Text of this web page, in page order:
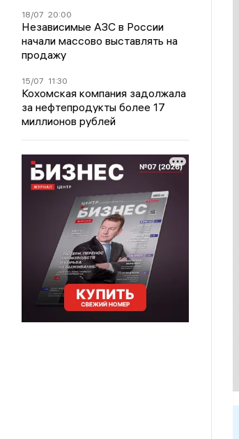
18/07 20:00
Независимые АЗС в России
начали массово выставлять на
продажу
15/07 11:30
Кохомская компания задолжала
за нефтепродукты более 17
миллионов рублей